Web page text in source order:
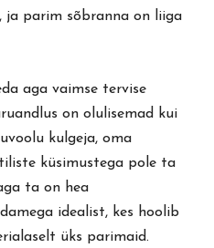
ja parim sõbranna on liiga
aga vaimse tervise
on olulisemad kui
kulgeja, oma
küsimustega pole ta
ta on hea
idealist, kes hoolib
üks parimaid.